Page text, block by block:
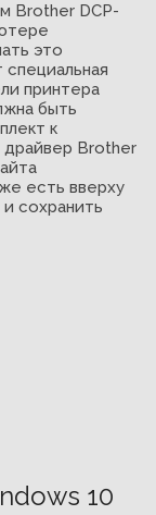
Brother DCP-
это
принтера
быть
к
драйвер Brother
есть вверху
сохранить
10